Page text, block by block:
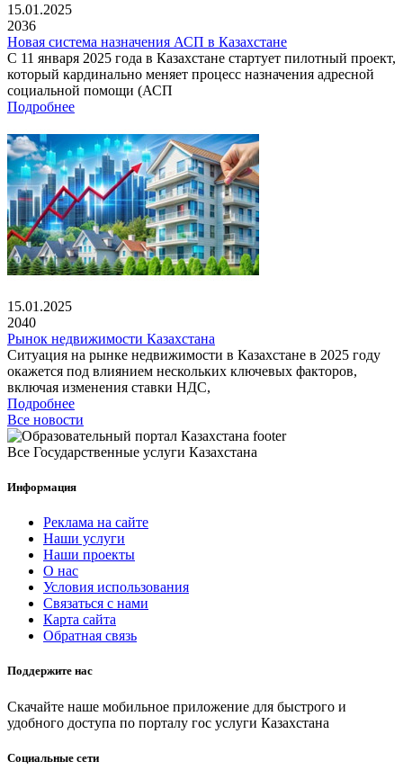
15.01.2025
2036
Новая система назначения АСП в Казахстане
С 11 января 2025 года в Казахстане стартует пилотный проект,
который кардинально меняет процесс назначения адресной
социальной помощи (АСП
Подробнее
15.01.2025
2040
Рынок недвижимости Казахстана
Ситуация на рынке недвижимости в Казахстане в 2025 году
окажется под влиянием нескольких ключевых факторов,
включая изменения ставки НДС,
Подробнее
Все новости
Все Государственные услуги Казахстана
Информация
Реклама на сайте
Наши услуги
Наши проекты
О нас
Условия использования
Связаться с нами
Карта сайта
Обратная связь
Поддержите нас
Скачайте наше мобильное приложение для быстрого и
удобного доступа по порталу гос услуги Казахстана
Социальные сети